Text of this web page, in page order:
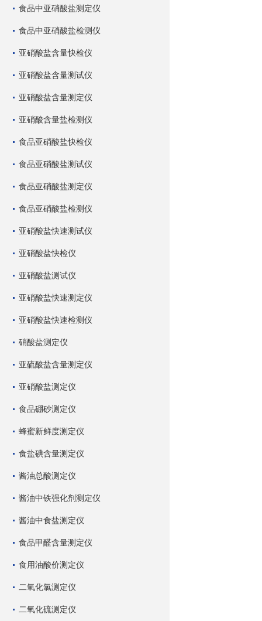
食品中亚硝酸盐测定仪
食品中亚硝酸盐检测仪
亚硝酸盐含量快检仪
亚硝酸盐含量测试仪
亚硝酸盐含量测定仪
亚硝酸含量盐检测仪
食品亚硝酸盐快检仪
食品亚硝酸盐测试仪
食品亚硝酸盐测定仪
食品亚硝酸盐检测仪
亚硝酸盐快速测试仪
亚硝酸盐快检仪
亚硝酸盐测试仪
亚硝酸盐快速测定仪
亚硝酸盐快速检测仪
硝酸盐测定仪
亚硫酸盐含量测定仪
亚硝酸盐测定仪
食品硼砂测定仪
蜂蜜新鲜度测定仪
食盐碘含量测定仪
酱油总酸测定仪
酱油中铁强化剂测定仪
酱油中食盐测定仪
食品甲醛含量测定仪
食用油酸价测定仪
二氧化氯测定仪
二氧化硫测定仪